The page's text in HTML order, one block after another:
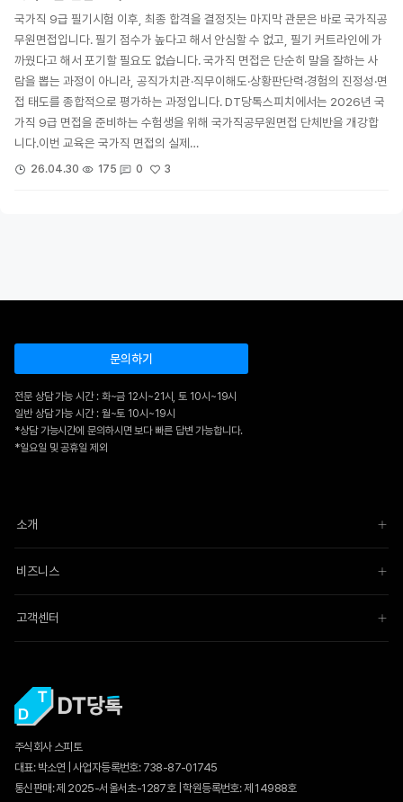
국가직 9급 필기시험 이후, 최종 합격을 결정짓는 마지막 관문은 바로 국가직공
무원면접입니다. 필기 점수가 높다고 해서 안심할 수 없고, 필기 커트라인에 가
까웠다고 해서 포기할 필요도 없습니다. 국가직 면접은 단순히 말을 잘하는 사
람을 뽑는 과정이 아니라, 공직가치관·직무이해도·상황판단력·경험의 진정성·면
접 태도를 종합적으로 평가하는 과정입니다. DT당톡스피치에서는 2026년 국
가직 9급 면접을 준비하는 수험생을 위해 국가직공무원면접 단체반을 개강합
니다.이번 교육은 국가직 면접의 실제…
26.04.30 175 0 3
문의하기
전문 상담 가능 시간 : 화~금 12시~21시, 토 10시~19시
일반 상담 가능 시간 : 월~토 10시~19시
*상담 가능시간에 문의하시면 보다 빠른 답변 가능합니다.
*일요일 및 공휴일 제외
소개
비즈니스
고객센터
주식회사 스피토
대표: 박소연 | 사업자등록번호: 738-87-01745
통신판매:제 2025-서울서초-1287호| 학원등록번호: 제 14988호